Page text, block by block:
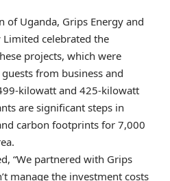
Uganda, Grips Energy and
Limited celebrated the
projects, which were
from business and
kilowatt and 425-kilowatt
are significant steps in
carbon footprints for 7,000
“We partnered with Grips
manage the investment costs